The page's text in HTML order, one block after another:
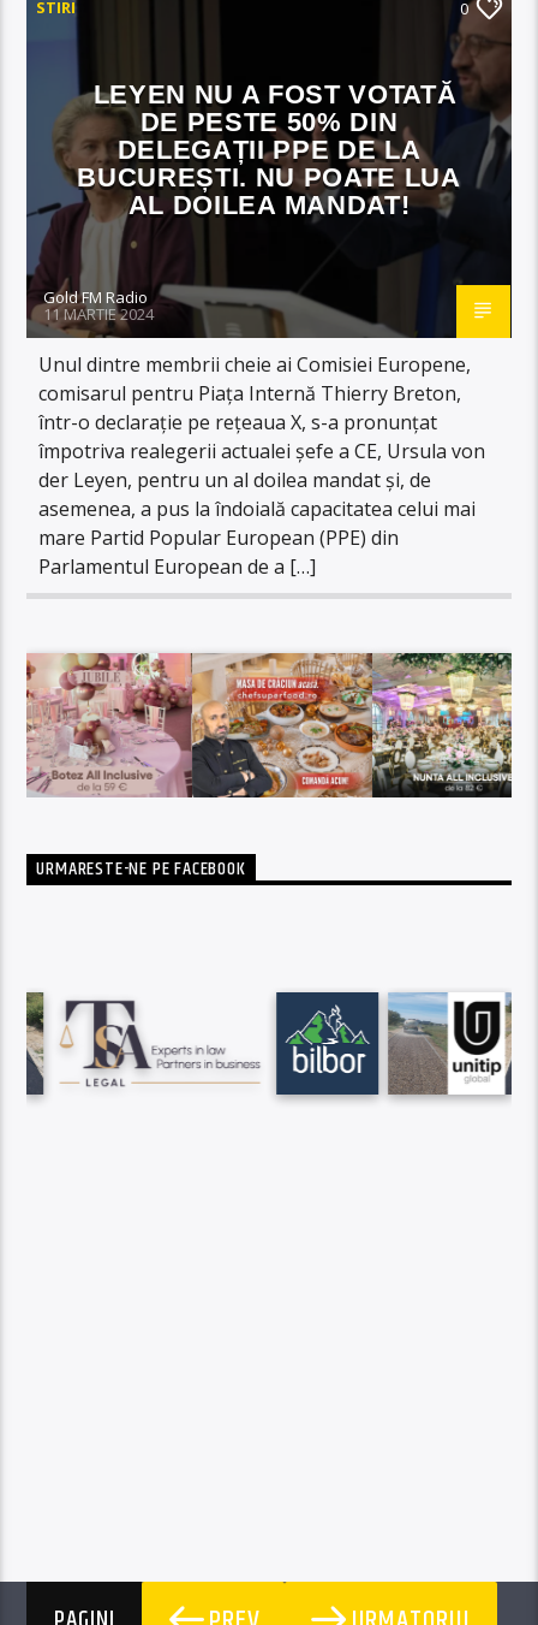
STIRI 0
LEYEN NU A FOST VOTATĂ
DE PESTE 50% DIN
DELEGAȚII PPE DE LA
BUCUREȘTI. NU POATE LUA
AL DOILEA MANDAT!
Gold FM Radio
11 MARTIE 2024
Unul dintre membrii cheie ai Comisiei Europene,
comisarul pentru Piața Internă Thierry Breton,
într-o declarație pe rețeaua X, s-a pronunțat
împotriva realegerii actualei șefe a CE, Ursula von
der Leyen, pentru un al doilea mandat și, de
asemenea, a pus la îndoială capacitatea celui mai
mare Partid Popular European (PPE) din
Parlamentul European de a […]
URMARESTE-NE PE FACEBOOK